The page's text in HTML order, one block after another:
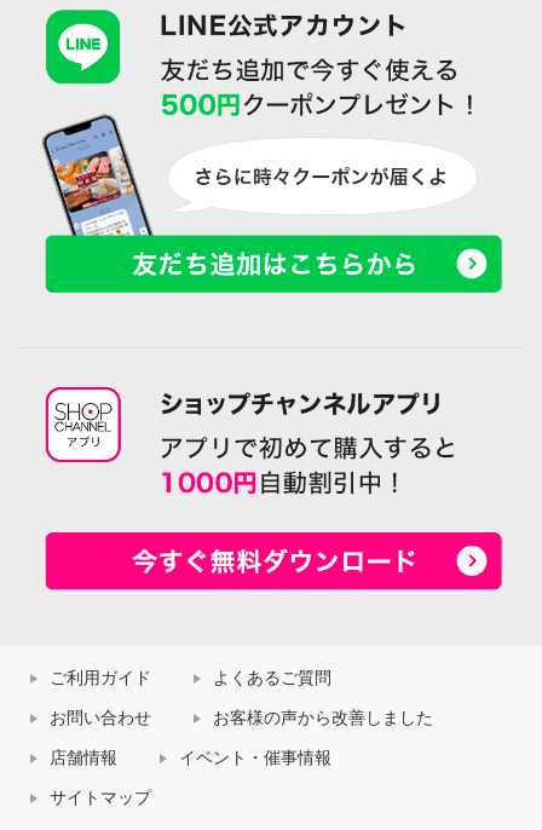
ご利用ガイド よくあるご質問
お問い合わせ お客様の声から改善しました
店舗情報 イベント・催事情報
サイトマップ